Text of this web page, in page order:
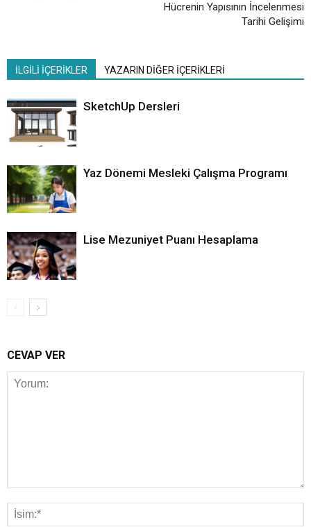
Hücrenin Yapısının İncelenmesi
Tarihi Gelişimi
İLGİLİ İÇERİKLER YAZARIN DİĞER İÇERİKLERİ
SketchUp Dersleri
Yaz Dönemi Mesleki Çalışma Programı
Lise Mezuniyet Puanı Hesaplama
CEVAP VER